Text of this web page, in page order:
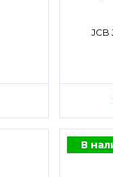
JCB
В